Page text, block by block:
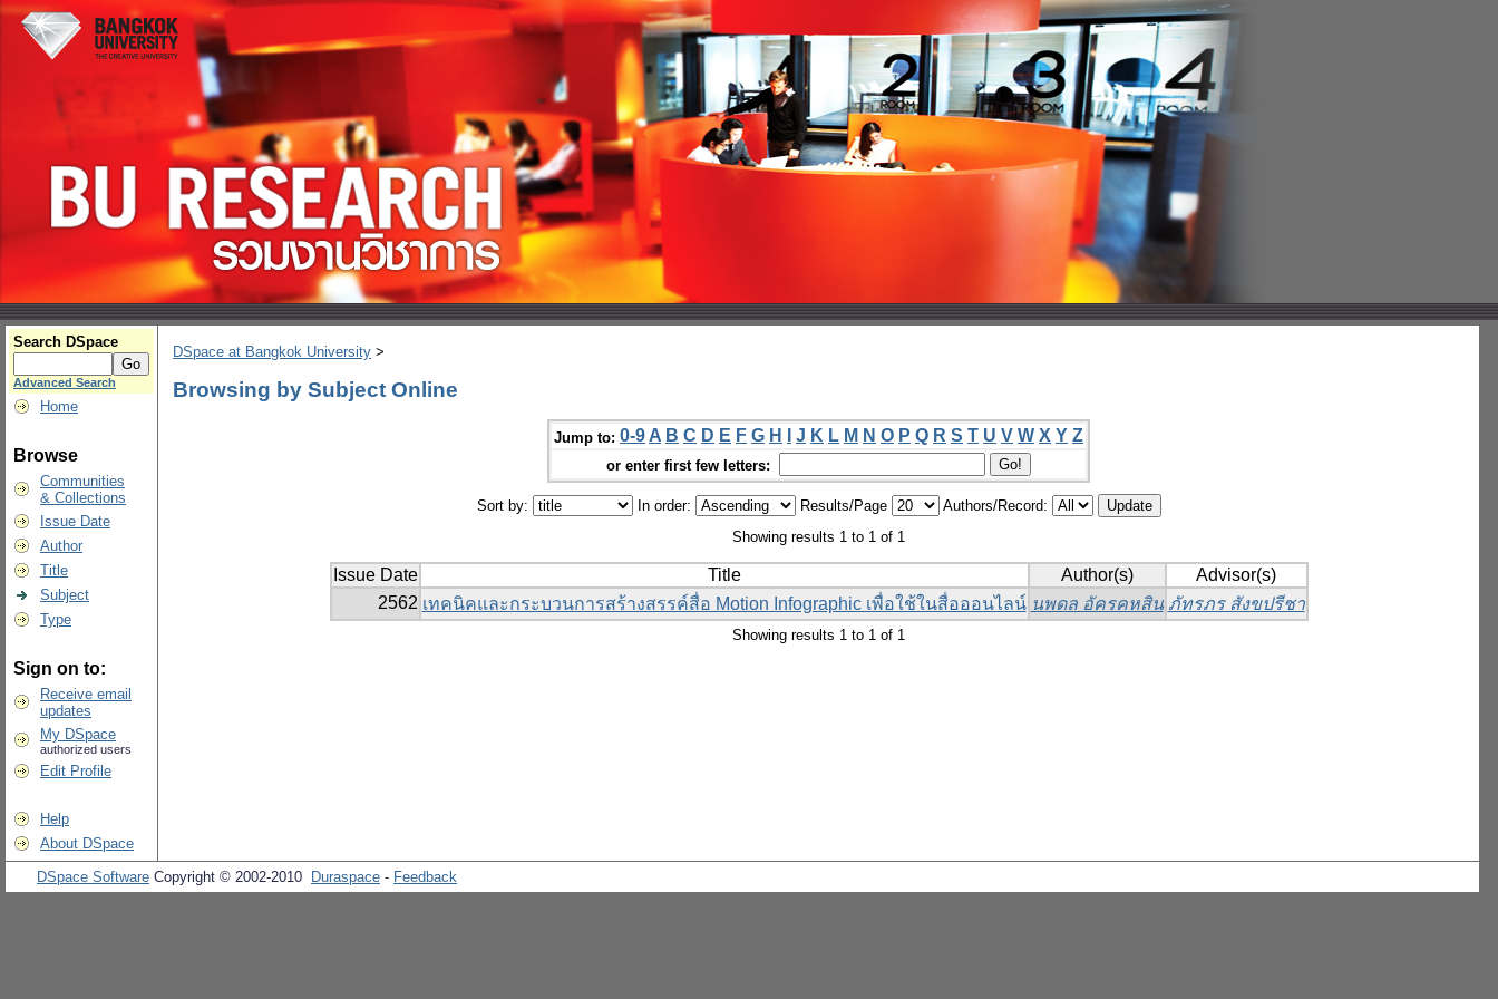
Search DSpace
Advanced Search
Home
Browse
Communities
& Collections
Issue Date
Author
Title
Subject
Type
Sign on to:
Receive email
updates
My DSpace
authorized users
Edit Profile
Help
About DSpace
DSpace at Bangkok University >
Browsing by Subject Online
Jump to: 0-9 A B C D E F G H J K L M N O P Q R S T U V W X Y Z
or enter first few letters:
Sort by: In order: Results/Page
Authors/Record:
Showing results 1 to 1 of 1
Issue Date Title Author(s)
Advisor(s)
2562 เทคนิคและกระบวนการสร้างสรรค์สื่อ Motion Infographic เพื่อใช้ในสื่อออนไลน์ นพดล อัครคหสิน ภัทรภร สังขปรีชา
Showing results 1 to 1 of 1
DSpace Software Copyright © 2002-2010 Duraspace - Feedback